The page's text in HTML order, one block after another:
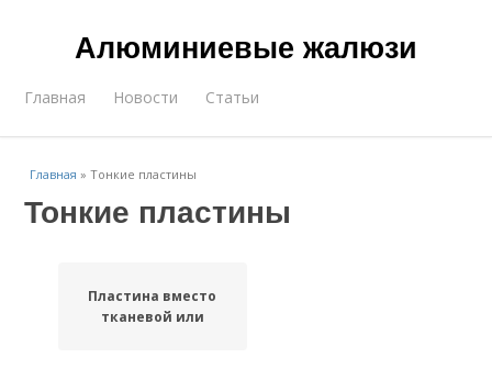
Алюминиевые жалюзи
Главная Новости Статьи
Главная »Тонкие пластины
Тонкие пластины
Пластина вместо
тканевой или